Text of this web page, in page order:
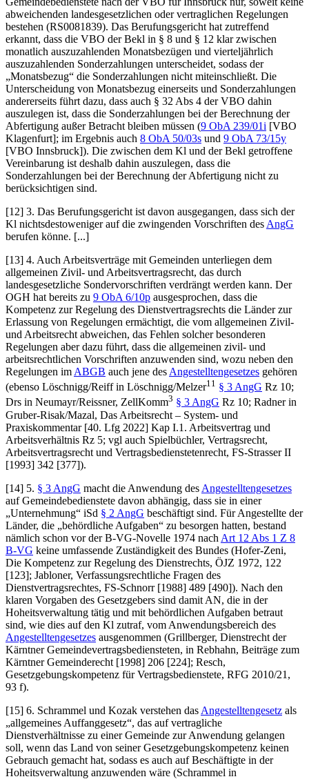
abweichenden landesgesetzlichen oder vertraglichen Regelungen
bestehen (RS0081839). Das Berufungsgericht hat zutreffend
erkannt, dass die VBO der Bekl in § 8 und § 12 klar zwischen
monatlich auszuzahlenden Monatsbezügen und vierteljährlich
auszuzahlenden Sonderzahlungen unterscheidet, sodass der
„Monatsbezug“ die Sonderzahlungen nicht miteinschließt. Die
Unterscheidung von Monatsbezug einerseits und Sonderzahlungen
andererseits führt dazu, dass auch § 32 Abs 4 der VBO dahin
auszulegen ist, dass die Sonderzahlungen bei der Berechnung der
Abfertigung außer Betracht bleiben müssen (9 ObA 239/01i [VBO
Klagenfurt]; im Ergebnis auch 8 ObA 50/03s und 9 ObA 73/15y
[VBO Innsbruck]). Die zwischen dem Kl und der Bekl getroffene
Vereinbarung ist deshalb dahin auszulegen, dass die
Sonderzahlungen bei der Berechnung der Abfertigung nicht zu
berücksichtigen sind.
[12] 3. Das Berufungsgericht ist davon ausgegangen, dass sich der
Kl nichtsdestoweniger auf die zwingenden Vorschriften des AngG
berufen könne. [...]
[13] 4. Auch Arbeitsverträge mit Gemeinden unterliegen dem
allgemeinen Zivil- und Arbeitsvertragsrecht, das durch
landesgesetzliche Sondervorschriften verdrängt werden kann. Der
OGH hat bereits zu 9 ObA 6/10p ausgesprochen, dass die
Kompetenz zur Regelung des Dienstvertragsrechts die Länder zur
Erlassung von Regelungen ermächtigt, die vom allgemeinen Zivil-
und Arbeitsrecht abweichen, das Fehlen solcher besonderen
Regelungen aber dazu führt, dass die allgemeinen zivil- und
arbeitsrechtlichen Vorschriften anzuwenden sind, wozu neben den
Regelungen im ABGB auch jene des Angestelltengesetzes gehören
(ebenso Löschnigg/Reiffin Löschnigg/Melzer11 § 3 AngG Rz 10;
Drs in Neumayr/Reissner, ZellKomm3 § 3 AngG Rz 10; Radnerin
Gruber-Risak/Mazal, Das Arbeitsrecht – System- und
Praxiskommentar [40. Lfg 2022] Kap I.1. Arbeitsvertrag und
Arbeitsverhältnis Rz 5; vgl auch Spielbüchler, Vertragsrecht,
Arbeitsvertragsrecht und Vertragsbedienstetenrecht, FS-Strasser II
[1993] 342 [377]).
[14] 5. § 3 AngG macht die Anwendung des Angestelltengesetzes
auf Gemeindebedienstete davon abhängig, dass sie in einer
„Unternehmung“ iSd § 2 AngG beschäftigt sind. Für Angestellte der
Länder, die „behördliche Aufgaben“ zu besorgen hatten, bestand
nämlich schon vor der B-VG-Novelle 1974 nach Art 12 Abs 1 Z 8
B-VG keine umfassende Zuständigkeit des Bundes (Hofer-Zeni,
Die Kompetenz zur Regelung des Dienstrechts, ÖJZ 1972, 122
[123]; Jabloner, Verfassungsrechtliche Fragen des
Dienstvertragsrechtes, FS-Schnorr [1988] 489 [490]). Nach den
klaren Vorgaben des Gesetzgebers sind damit AN, die in der
Hoheitsverwaltung tätig und mit behördlichen Aufgaben betraut
sind, wie dies auf den Kl zutraf, vom Anwendungsbereich des
Angestelltengesetzes ausgenommen (Grillberger, Dienstrecht der
Kärntner Gemeindevertragsbediensteten, in Rebhahn, Beiträge zum
Kärntner Gemeinderecht [1998] 206 [224]; Resch,
Gesetzgebungskompetenz für Vertragsbedienstete, RFG 2010/21,
93 f).
[15] 6. Schrammel und Kozak verstehen das Angestelltengesetz als
„allgemeines Auffanggesetz“, das auf vertragliche
Dienstverhältnisse zu einer Gemeinde zur Anwendung gelangen
soll, wenn das Land von seiner Gesetzgebungskompetenz keinen
Gebrauch gemacht hat, sodass es auch auf Beschäftigte in der
Hoheitsverwaltung anzuwenden wäre (Schrammel in